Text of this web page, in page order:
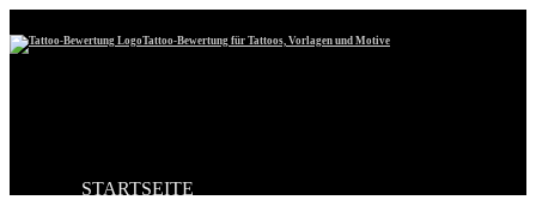
Tattoo-Bewertung für Tattoos, Vorlagen und Motive
STARTSEITE